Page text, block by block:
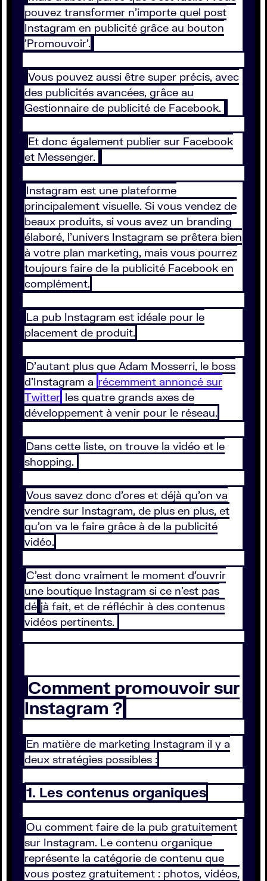
pouvez transformer n'importe quel post
Instagram en publicité grâce au bouton
'Promouvoir'.
Vous pouvez aussi être super précis, avec
des publicités avancées, grâce au
Gestionnaire de publicité de Facebook.
Et donc également publier sur Facebook
et Messenger.
Instagram est une plateforme
principalement visuelle. Si vous vendez de
beaux produits, si vous avez un branding
élaboré, l’univers Instagram se prêtera bien
à votre plan marketing, mais vous pourrez
toujours faire de la publicité Facebook en
complément.
La pub Instagram est idéale pour le
placement de produit.
D'autant plus que Adam Mosserri, le boss
d'Instagram a récemment annoncé sur
Twitter les quatre grands axes de
développement à venir pour le réseau.
Dans cette liste, on trouve la vidéo et le
shopping.
Vous savez donc d'ores et déjà qu'on va
vendre sur Instagram, de plus en plus, et
qu'on va le faire grâce à de la publicité
vidéo.
C'est donc vraiment le moment d'ouvrir
une boutique Instagram si ce n'est pas
dé jà fait, et de réfléchir à des contenus
vidéos pertinents.
Comment promouvoir sur
Instagram ?
En matière de marketing Instagram il y a
deux stratégies possibles :
1. Les contenus organiques
Ou comment faire de la pub gratuitement
sur Instagram. Le contenu organique
représente la catégorie de contenu que
vous postez gratuitement : photos, vidéos,